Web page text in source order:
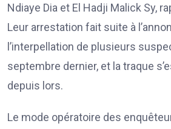
Ndiaye Dia et El Hadji Malick Sy,
Leur arrestation fait suite à
l’interpellation de plusieurs
septembre dernier, et la traque
depuis lors.
Le mode opératoire des